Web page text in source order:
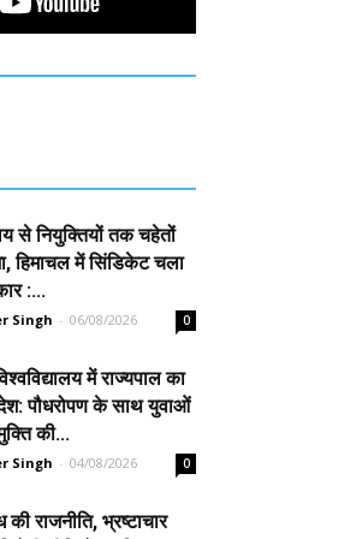
से नियुक्तियों तक चहेतों
हिमाचल में सिंडिकेट चला
:...
Singh - 06/08/2026 0
में राज्यपाल का
पौधरोपण के साथ युवाओं
की...
Singh - 04/08/2026 0
की राजनीति, भ्रष्टाचार